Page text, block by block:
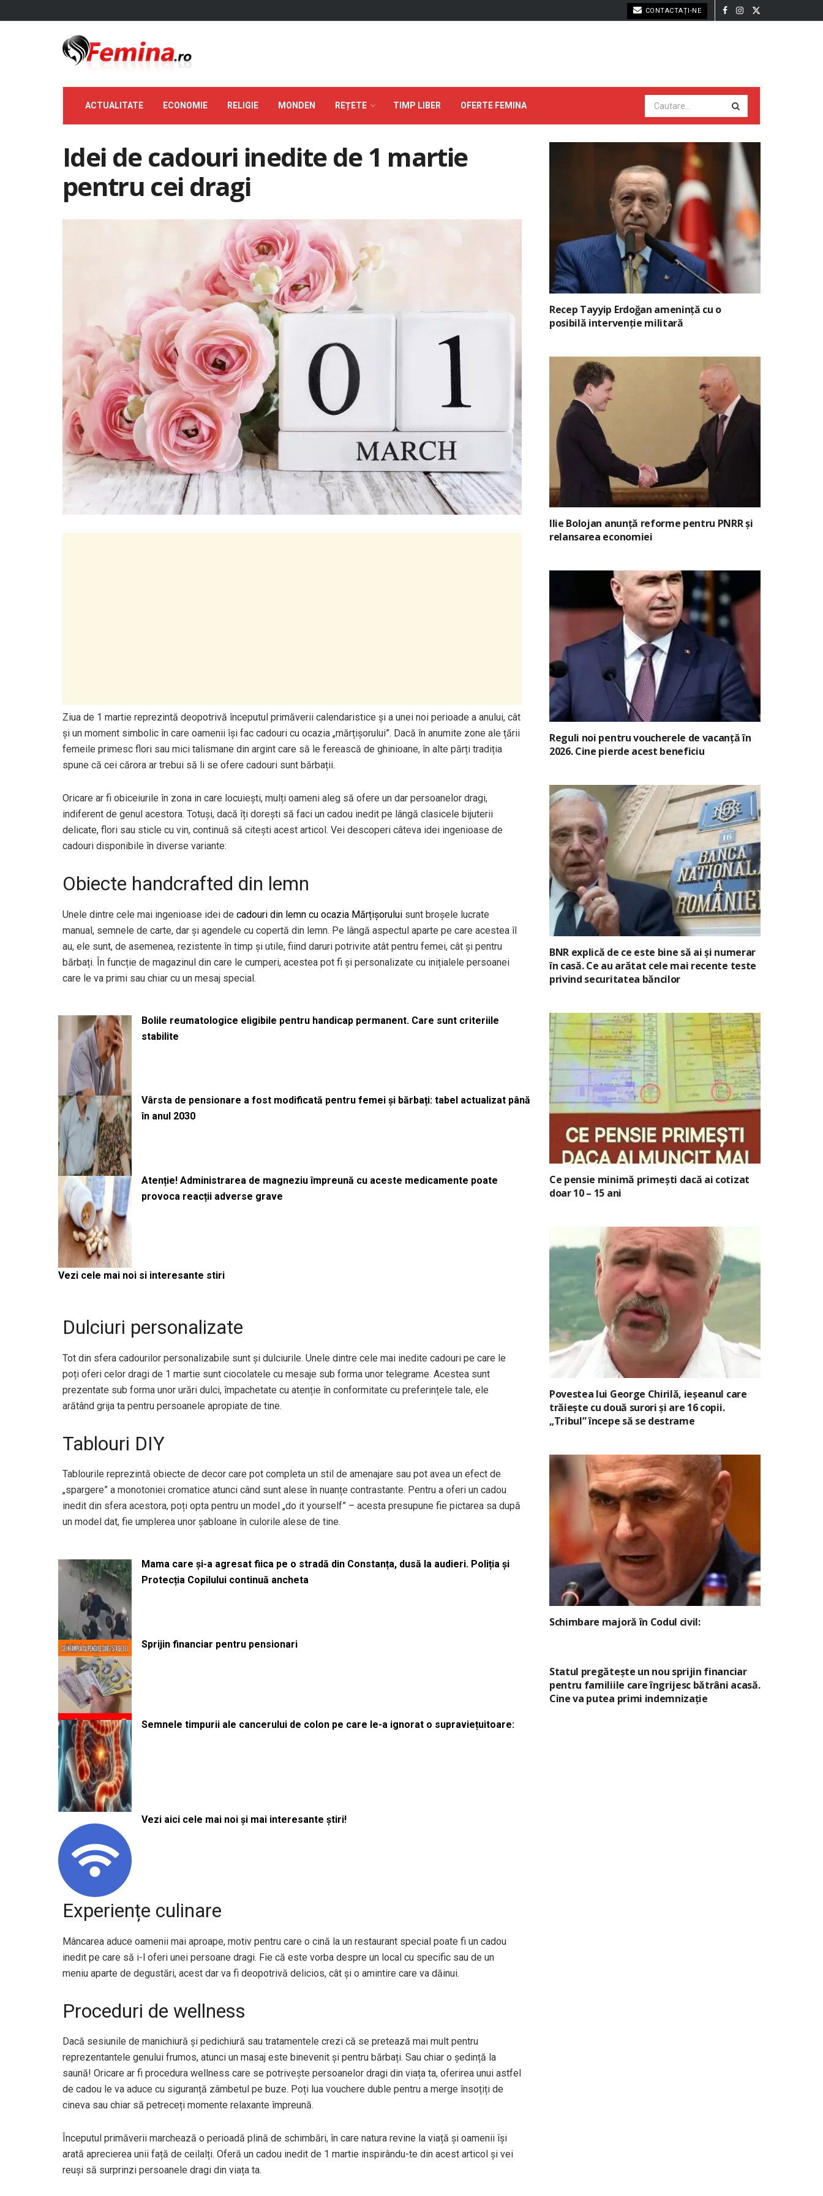
CONTACTAȚI-NE
ACTUALITATE ECONOMIE RELIGIE MONDEN REȚETE TIMP LIBER OFERTE FEMINA
Idei de cadouri inedite de 1 martie
pentru cei dragi
Ziua de 1 martie reprezintă deopotrivă începutul primăverii calendaristice și a unei noi perioade a anului, cât
și un moment simbolic în care oamenii își fac cadouri cu ocazia „mărțișorului”. Dacă în anumite zone ale țării
femeile primesc flori sau mici talismane din argint care să le ferească de ghinioane, în alte părți tradiția
spune că cei cărora ar trebui să li se ofere cadouri sunt bărbații.
Oricare ar fi obiceiurile în zona in care locuiești, mulți oameni aleg să ofere un dar persoanelor dragi,
indiferent de genul acestora. Totuși, dacă îți dorești să faci un cadou inedit pe lângă clasicele bijuterii
delicate, flori sau sticle cu vin, continuă să citești acest articol. Vei descoperi câteva idei ingenioase de
cadouri disponibile în diverse variante:
Obiecte handcrafted din lemn
Unele dintre cele mai ingenioase idei de cadouri din lemn cu ocazia Mărțișorului sunt broșele lucrate
manual, semnele de carte, dar și agendele cu copertă din lemn. Pe lângă aspectul aparte pe care acestea îl
au, ele sunt, de asemenea, rezistente în timp și utile, fiind daruri potrivite atât pentru femei, cât și pentru
bărbați. În funcție de magazinul din care le cumperi, acestea pot fi și personalizate cu inițialele persoanei
care le va primi sau chiar cu un mesaj special.
Bolile reumatologice eligibile pentru handicap permanent. Care sunt criteriile
stabilite
Vârsta de pensionare a fost modificată pentru femei și bărbați: tabel actualizat până
în anul 2030
Atenție! Administrarea de magneziu împreună cu aceste medicamente poate
provoca reacții adverse grave
Vezi cele mai noi si interesante stiri
Dulciuri personalizate
Tot din sfera cadourilor personalizabile sunt și dulciurile. Unele dintre cele mai inedite cadouri pe care le
poți oferi celor dragi de 1 martie sunt ciocolatele cu mesaje sub forma unor telegrame. Acestea sunt
prezentate sub forma unor urări dulci, împachetate cu atenție în conformitate cu preferințele tale, ele
arătând grija ta pentru persoanele apropiate de tine.
Tablouri DIY
Tablourile reprezintă obiecte de decor care pot completa un stil de amenajare sau pot avea un efect de
„spargere” a monotoniei cromatice atunci când sunt alese în nuanțe contrastante. Pentru a oferi un cadou
inedit din sfera acestora, poți opta pentru un model „do it yourself” – acesta presupune fie pictarea sa după
un model dat, fie umplerea unor șabloane în culorile alese de tine.
Mama care și-a agresat fiica pe o stradă din Constanța, dusă la audieri. Poliția și
Protecția Copilului continuă ancheta
Sprijin financiar pentru pensionari
Semnele timpurii ale cancerului de colon pe care le-a ignorat o supraviețuitoare:
Vezi aici cele mai noi și mai interesante știri!
Experiențe culinare
Mâncarea aduce oamenii mai aproape, motiv pentru care o cină la un restaurant special poate fi un cadou
inedit pe care să i-l oferi unei persoane dragi. Fie că este vorba despre un local cu specific sau de un
meniu aparte de degustări, acest dar va fi deopotrivă delicios, cât și o amintire care va dăinui.
Proceduri de wellness
Dacă sesiunile de manichiură și pedichiură sau tratamentele crezi că se pretează mai mult pentru
reprezentantele genului frumos, atunci un masaj este binevenit și pentru bărbați. Sau chiar o ședință la
saună! Oricare ar fi procedura wellness care se potrivește persoanelor dragi din viața ta, oferirea unui astfel
de cadou le va aduce cu siguranță zâmbetul pe buze. Poți lua vouchere duble pentru a merge însoțiți de
cineva sau chiar să petreceți momente relaxante împreună.
Începutul primăverii marchează o perioadă plină de schimbări, în care natura revine la viață și oamenii își
arată aprecierea unii față de ceilalți. Oferă un cadou inedit de 1 martie inspirându-te din acest articol și vei
reuși să surprinzi persoanele dragi din viața ta.
Recep Tayyip Erdoğan amenință cu o
posibilă intervenție militară
Ilie Bolojan anunță reforme pentru PNRR și
relansarea economiei
Reguli noi pentru voucherele de vacanță în
2026. Cine pierde acest beneficiu
BNR explică de ce este bine să ai și numerar
în casă. Ce au arătat cele mai recente teste
privind securitatea băncilor
Ce pensie minimă primești dacă ai cotizat
doar 10 – 15 ani
Povestea lui George Chirilă, ieșeanul care
trăiește cu două surori și are 16 copii.
„Tribul” începe să se destrame
Schimbare majoră în Codul civil:
Statul pregătește un nou sprijin financiar
pentru familiile care îngrijesc bătrâni acasă.
Cine va putea primi indemnizație